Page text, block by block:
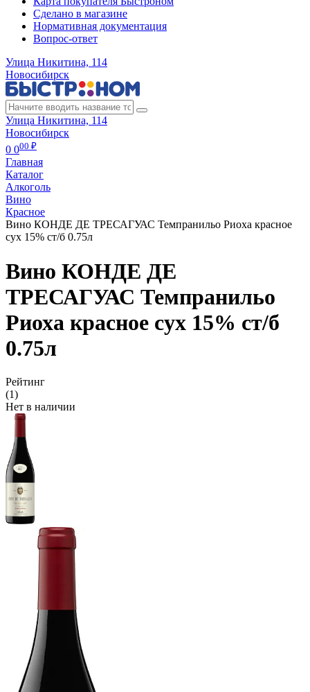
Сделано в магазине
Нормативная документация
Вопрос-ответ
Улица Никитина, 114
Новосибирск
Улица Никитина, 114
Новосибирск
0 000 ₽
Главная
Каталог
Алкоголь
Вино
Красное
Вино КОНДЕ ДЕ ТРЕСАГУАС Темпранильо Риоха красное
сух 15% ст/б 0.75л
Вино КОНДЕ ДЕ
ТРЕСАГУАС Темпранильо
Риоха красное сух 15% ст/б
0.75л
Рейтинг
(1)
Нет в наличии